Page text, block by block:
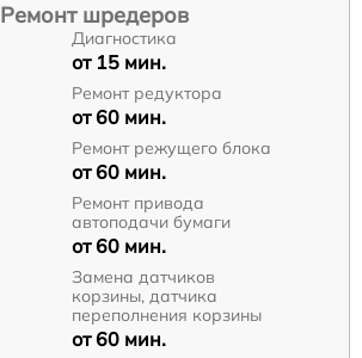
Ремонт шредеров
Диагностика
от 15 мин.
Ремонт редуктора
от 60 мин.
Ремонт режущего блока
от 60 мин.
Ремонт привода
автоподачи бумаги
от 60 мин.
Замена датчиков
корзины, датчика
переполнения корзины
от 60 мин.